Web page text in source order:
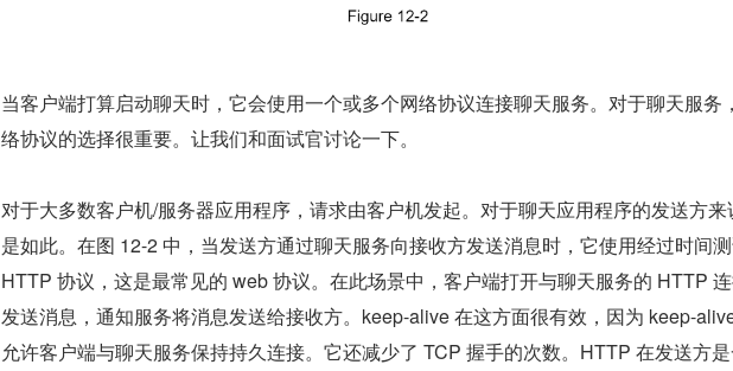
当客户端打算启动聊天时，它会使用一个或多个网络协议连接聊天服务。对于聊天服务
络协议的选择很重要。让我们和面试官讨论一下。
对于大多数客户机/服务器应用程序，请求由客户机发起。对于聊天应用程序的发送方来
是如此。在图 12-2 中，当发送方通过聊天服务向接收方发送消息时，它使用经过时间
HTTP 协议，这是最常见的 web 协议。在此场景中，客户端打开与聊天服务的 HTTP
发送消息，通知服务将消息发送给接收方。keep-alive 在这方面很有效，因为 keep-
允许客户端与聊天服务保持持久连接。它还减少了 TCP 握手的次数。HTTP 在发送方